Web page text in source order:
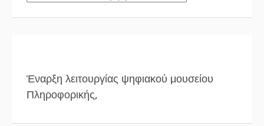
Έναρξη λειτουργίας ψηφιακού μουσείου
Πληροφορικής,